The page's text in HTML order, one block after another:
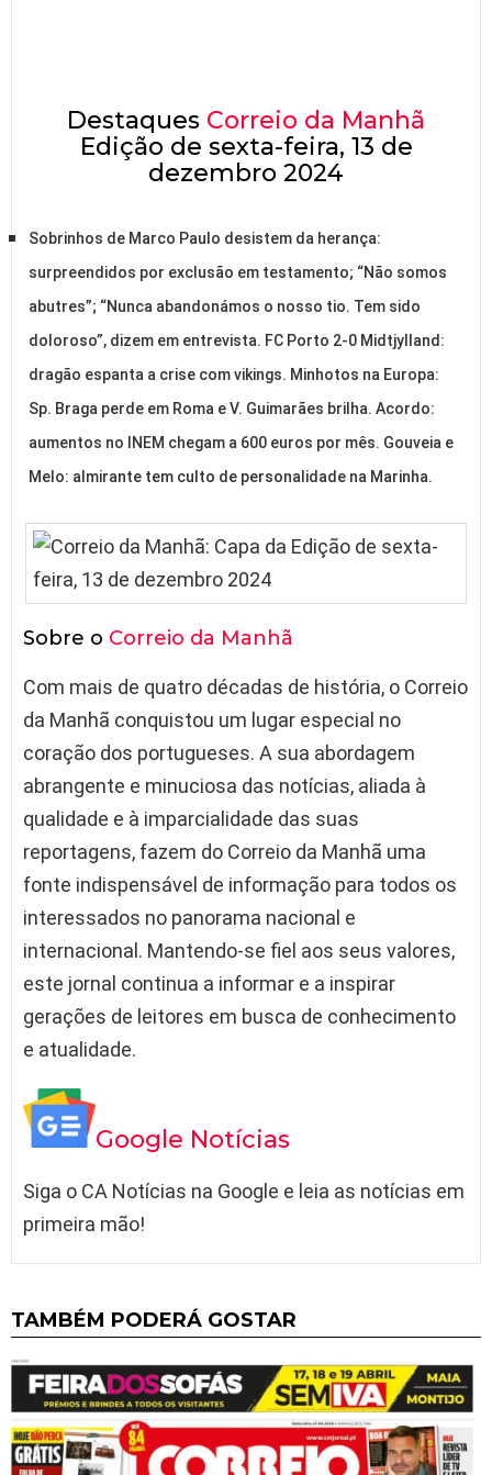
Destaques Correio da Manhã
Edição de sexta-feira, 13 de
dezembro 2024
Sobrinhos de Marco Paulo desistem da herança:
surpreendidos por exclusão em testamento; “Não somos
abutres”; “Nunca abandonámos o nosso tio. Tem sido
doloroso”, dizem em entrevista. FC Porto 2-0 Midtjylland:
dragão espanta a crise com vikings. Minhotos na Europa:
Sp. Braga perde em Roma e V. Guimarães brilha. Acordo:
aumentos no INEM chegam a 600 euros por mês. Gouveia e
Melo: almirante tem culto de personalidade na Marinha.
Sobre o Correio da Manhã
Com mais de quatro décadas de história, o Correio
da Manhã conquistou um lugar especial no
coração dos portugueses. A sua abordagem
abrangente e minuciosa das notícias, aliada à
qualidade e à imparcialidade das suas
reportagens, fazem do Correio da Manhã uma
fonte indispensável de informação para todos os
interessados no panorama nacional e
internacional. Mantendo-se fiel aos seus valores,
este jornal continua a informar e a inspirar
gerações de leitores em busca de conhecimento
e atualidade.
Google Notícias
Siga o CA Notícias na Google e leia as notícias em
primeira mão!
TAMBÉM PODERÁ GOSTAR